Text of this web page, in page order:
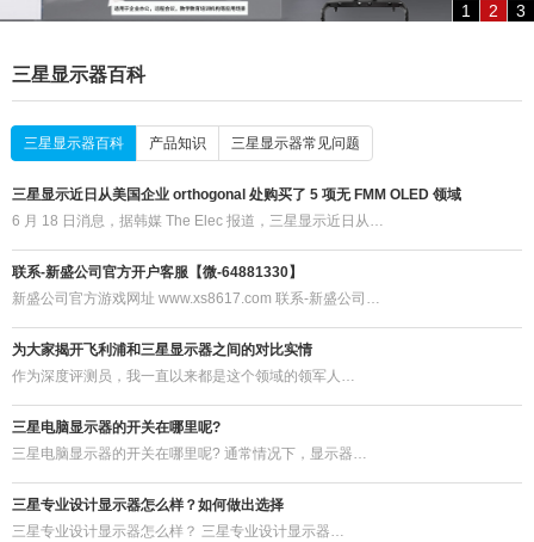
1 2 3
三星显示器百科
三星显示器百科 产品知识 三星显示器常见问题
三星显示近日从美国企业 orthogonal 处购买了 5 项无 FMM OLED 领域
6 月 18 日消息，据韩媒 The Elec 报道，三星显示近日从…
联系-新盛公司官方开户客服【微-64881330】
新盛公司官方游戏网址 www.xs8617.com 联系-新盛公司…
为大家揭开飞利浦和三星显示器​之间的对比实情
作为深度评测员，我一直以来都是这个领域的领军人…
三星电脑显示器的开关在哪里呢?
三星电脑显示器的开关在哪里呢? 通常情况下，显示器…
三星专业设计显示器怎么样？如何做出选择
三星专业设计显示器怎么样？ 三星专业设计显示器…